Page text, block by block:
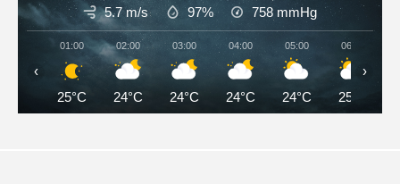
5.7 m/s 97% 758 mmHg
01:00
25°C
02:00
24°C
03:00
24°C
04:00
24°C
05:00
24°C
06:00
25°C
‹ ›